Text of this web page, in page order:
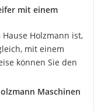
mit einem
Holzmann ist,
mit einem
können Sie den
Maschinen